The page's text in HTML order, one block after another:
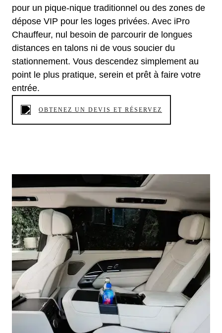
pour un pique-nique traditionnel ou des zones de
dépose VIP pour les loges privées. Avec iPro
Chauffeur, nul besoin de parcourir de longues
distances en talons ni de vous soucier du
stationnement. Vous descendez simplement au
point le plus pratique, serein et prêt à faire votre
entrée.
OBTENEZ UN DEVIS ET RÉSERVEZ